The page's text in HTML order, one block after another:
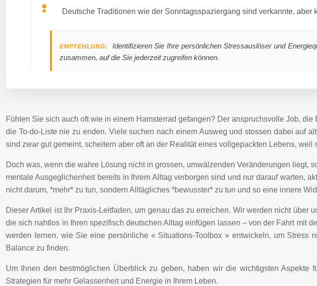
Deutsche Traditionen wie der Sonntagsspaziergang sind verkannte, aber
EMPFEHLUNG:
Identifizieren Sie Ihre persönlichen Stressauslöser und
zusammen, auf die Sie jederzeit zugreifen können.
Fühlen Sie sich auch oft wie in einem Hamsterrad gefangen? Der anspruchsvolle Job,
die To-do-Liste nie zu enden. Viele suchen nach einem Ausweg und stossen dabei auf
sind zwar gut gemeint, scheitern aber oft an der Realität eines vollgepackten Lebens, weil
Doch was, wenn die wahre Lösung nicht in grossen, umwälzenden Veränderungen
mentale Ausgeglichenheit bereits in Ihrem Alltag verborgen sind und nur darauf warten,
nicht darum, *mehr* zu tun, sondern Alltägliches *bewusster* zu tun und so eine innere
Dieser Artikel ist Ihr Praxis-Leitfaden, um genau das zu erreichen. Wir werden nicht
die sich nahtlos in Ihren spezifisch deutschen Alltag einfügen lassen – von der Fahrt mit
werden lernen, wie Sie eine persönliche « Situations-Toolbox » entwickeln, um
Balance zu finden.
Um Ihnen den bestmöglichen Überblick zu geben, haben wir die wichtigsten
Strategien für mehr Gelassenheit und Energie in Ihrem Leben.